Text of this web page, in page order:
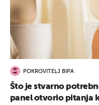
POKROVITELJ BIPA
Što je stvarno
panel otvorio pitanja